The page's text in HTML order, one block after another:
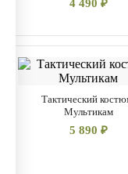
два больших
4 490 ₽
Тактический
Мультикам
5 890 ₽